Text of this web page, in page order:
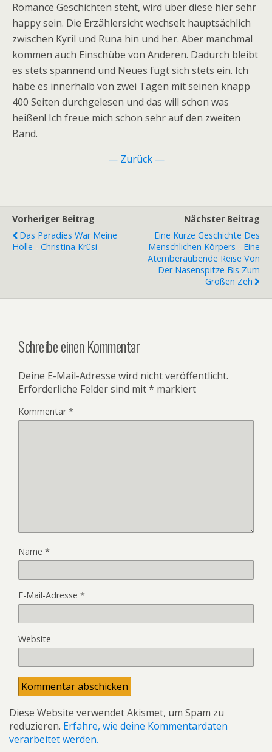
Romance Geschichten steht, wird über diese hier sehr
happy sein. Die Erzählersicht wechselt hauptsächlich
zwischen Kyril und Runa hin und her. Aber manchmal
kommen auch Einschübe von Anderen. Dadurch bleibt
es stets spannend und Neues fügt sich stets ein. Ich
habe es innerhalb von zwei Tagen mit seinen knapp
400 Seiten durchgelesen und das will schon was
heißen! Ich freue mich schon sehr auf den zweiten
Band.
— Zurück —
Vorheriger Beitrag
Das Paradies War Meine
Hölle - Christina Krüsi
Nächster Beitrag
Eine Kurze Geschichte Des
Menschlichen Körpers - Eine
Atemberaubende Reise Von
Der Nasenspitze Bis Zum
Großen Zeh
Schreibe einen Kommentar
Deine E-Mail-Adresse wird nicht veröffentlicht.
Erforderliche Felder sind mit* markiert
Kommentar*
Name *
E-Mail-Adresse *
Website
Diese Website verwendet Akismet, um Spam zu
reduzieren. Erfahre, wie deine Kommentardaten
verarbeitet werden.